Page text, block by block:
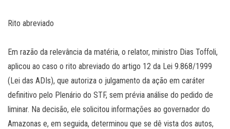
Rito abreviado
Em razão da relevância da matéria, o relator, ministro Dias Toffoli,
aplicou ao caso o rito abreviado do artigo 12 da Lei 9.868/1999
(Lei das ADIs), que autoriza o julgamento da ação em caráter
definitivo pelo Plenário do STF, sem prévia análise do pedido de
liminar. Na decisão, ele solicitou informações ao governador do
Amazonas e, em seguida, determinou que se dê vista dos autos,